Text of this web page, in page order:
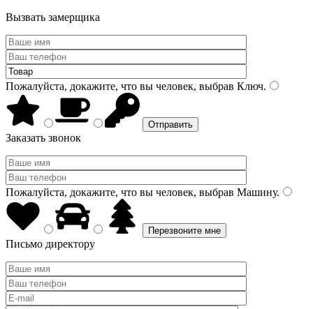
Вызвать замерщика
Пожалуйста, докажите, что вы человек, выбрав Ключ.
Заказать звонок
Пожалуйста, докажите, что вы человек, выбрав Машину.
Письмо директору